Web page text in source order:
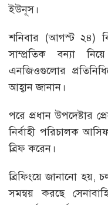
ইউনূস।
শনিবার (আগস্ট ২৪)
সাম্প্রতিক বন্যা
এনজিওগুলোর
আহ্বান জানান।
পরে প্রধান উপদেষ্টার
নির্বাহী পরিচালক
ব্রিফ করেন।
ব্রিফিংয়ে জানানো হয়,
সমন্বয় করছে